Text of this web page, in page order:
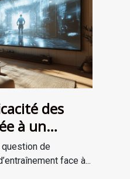
des
à un
personne ?
question de
face à...